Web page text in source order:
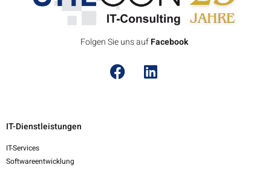
Folgen Sie uns auf
IT-Dienstleistungen
IT-Services
Softwareentwicklung